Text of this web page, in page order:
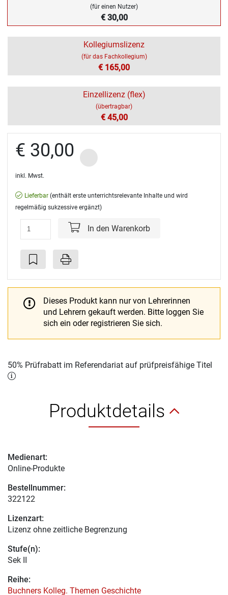
(für einen Nutzer)
€ 30,00
Kollegiumslizenz
(für das Fachkollegium)
€ 165,00
Einzellizenz (flex)
(übertragbar)
€ 45,00
€ 30,00
inkl. Mwst.
Lieferbar (enthält erste unterrichtsrelevante Inhalte und wird
regelmäßig sukzessive ergänzt)
In den Warenkorb
Dieses Produkt kann nur von Lehrerinnen
und Lehrern gekauft werden. Bitte loggen Sie
sich ein oder registrieren Sie sich.
50% Prüfrabatt im Referendariat auf prüfpreisfähige Titel
Produktdetails
Medienart:
Online-Produkte
Bestellnummer:
322122
Lizenzart:
Lizenz ohne zeitliche Begrenzung
Stufe(n):
Sek II
Reihe:
Buchners Kolleg. Themen Geschichte